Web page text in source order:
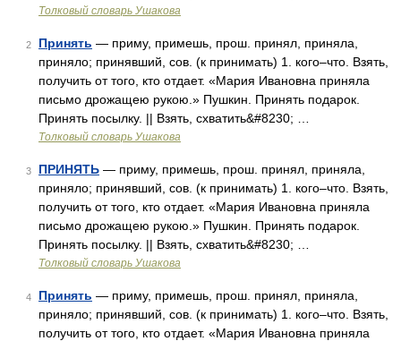
Толковый словарь Ушакова
2 Принять — приму, примешь, прош. принял, приняла,
приняло; принявший, сов. (к принимать) 1. кого–что. Взять,
получить от того, кто отдает. «Мария Ивановна приняла
письмо дрожащею рукою.» Пушкин. Принять подарок.
Принять посылку. || Взять, схватить&#8230; …
Толковый словарь Ушакова
3 ПРИНЯТЬ — приму, примешь, прош. принял, приняла,
приняло; принявший, сов. (к принимать) 1. кого–что. Взять,
получить от того, кто отдает. «Мария Ивановна приняла
письмо дрожащею рукою.» Пушкин. Принять подарок.
Принять посылку. || Взять, схватить&#8230; …
Толковый словарь Ушакова
4 Принять — приму, примешь, прош. принял, приняла,
приняло; принявший, сов. (к принимать) 1. кого–что. Взять,
получить от того, кто отдает. «Мария Ивановна приняла